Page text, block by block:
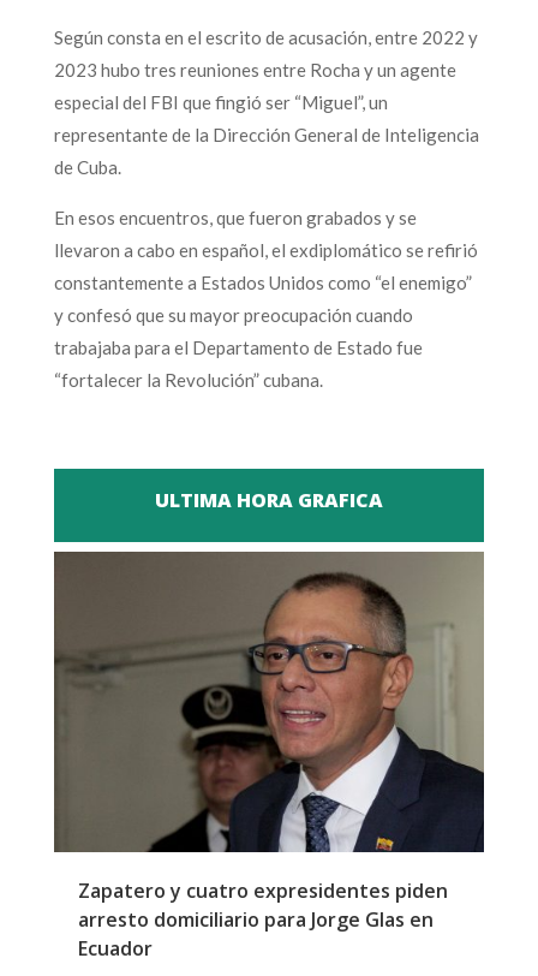
Según consta en el escrito de acusación, entre 2022 y
2023 hubo tres reuniones entre Rocha y un agente
especial del FBI que fingió ser “Miguel”, un
representante de la Dirección General de Inteligencia
de Cuba.
En esos encuentros, que fueron grabados y se
llevaron a cabo en español, el exdiplomático se refirió
constantemente a Estados Unidos como “el enemigo”
y confesó que su mayor preocupación cuando
trabajaba para el Departamento de Estado fue
“fortalecer la Revolución” cubana.
ULTIMA HORA GRAFICA
Zapatero y cuatro expresidentes piden
arresto domiciliario para Jorge Glas en
Ecuador